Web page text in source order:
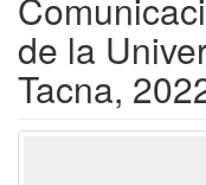
de la
Tacna,